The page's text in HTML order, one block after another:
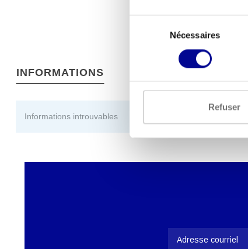
consentement
Nécessaires
Refuser
INFORMATIONS
Informations introuvables